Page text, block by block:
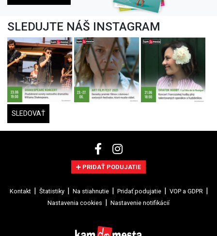
SLEDUJTE NÁŠ INSTAGRAM
SLEDOVAŤ
PRIDAŤ PODUJATIE
Kontakt Štatistiky Na stiahnutie Pridať podujatie
VOP a GDPR
Nastavenia cookies
Nastavenie notifikácií